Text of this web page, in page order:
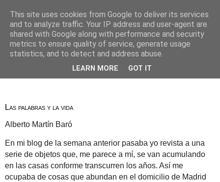
Alberto Martín Baró
15 de diciembre de 2024
Papeles, documentos y carpetas
Las palabras y la vida
Alberto Martín Baró
En mi blog de la semana anterior pasaba yo revista a una
serie de objetos que, me parece a mí, se van acumulando
en las casas conforme transcurren los años. Así me
ocupaba de cosas que abundan en el domicilio de Madrid
This site uses cookies from Google to deliver its services
and to analyze traffic. Your IP address and user-agent are
shared with Google along with performance and security
metrics to ensure quality of service, generate usage
statistics, and to detect and address abuse.
LEARN MORE GOT IT